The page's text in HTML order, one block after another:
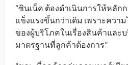
“ซินเน็ค ต้องดำเนินการให้หลัก
แข็งแรงขึ้นกว่าเดิม เพราะควา
ของผู้บริโภคในเรื่องสินค้าและ
มาตรฐานที่ลูกค้าต้องการ”